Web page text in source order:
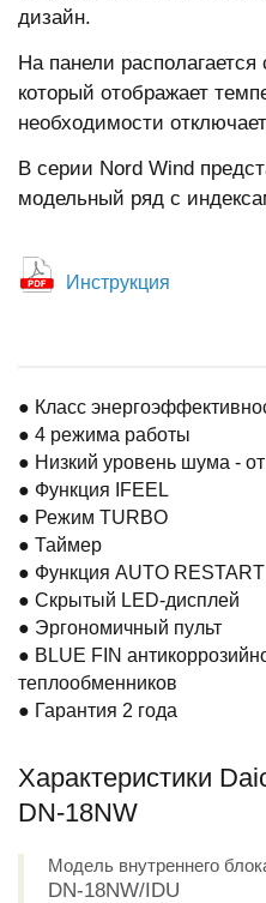
дизайн.
На панели
который отображает
необходимости
В серии Nord Wind
модельный ряд с
Инструкция
● Класс
● 4 режима работы
● Низкий уровень шума -
● Функция IFEEL
● Режим TURBO
● Таймер
● Функция AUTO RESTART
● Скрытый LED-дисплей
● Эргономичный пульт
● BLUE FIN
теплообменников
● Гарантия 2 года
Характеристики
DN-18NW
Модель внутреннего
DN-18NW/IDU